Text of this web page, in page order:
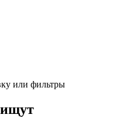
или фильтры
ищут